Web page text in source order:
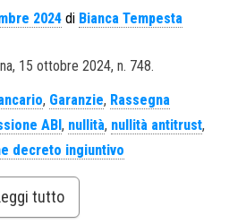
2024di Bianca Tempesta
15 ottobre 2024, n. 748.
, Garanzie, Rassegna
ABI, nullità, nullità antitrust,
decreto ingiuntivo
tutto